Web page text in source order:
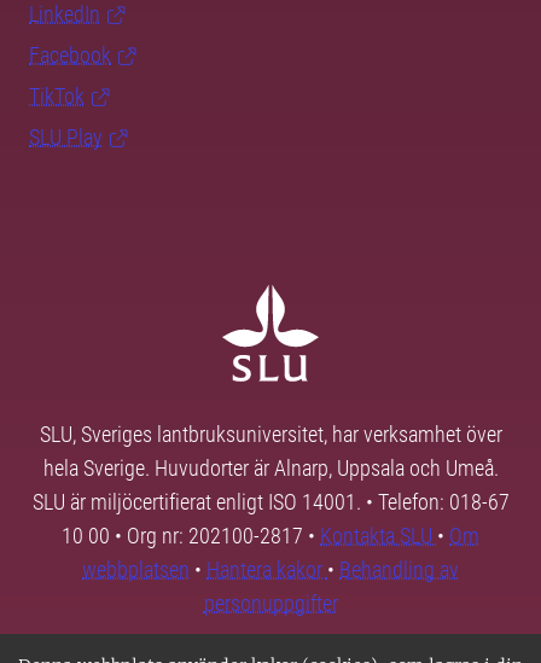
LinkedIn
Facebook
TikTok
SLU Play
SLU, Sveriges lantbruksuniversitet, har verksamhet över
hela Sverige. Huvudorter är Alnarp, Uppsala och Umeå.
SLU är miljöcertifierat enligt ISO 14001. • Telefon: 018-67
10 00 • Org nr: 202100-2817 • Kontakta SLU • Om
webbplatsen • Hantera kakor • Behandling av
personuppgifter